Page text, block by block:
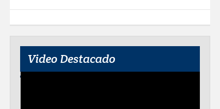
Video Destacado